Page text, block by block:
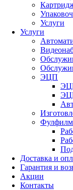
Услуги
Услуги
ЭЦП
Доставка и
Гарантия и
Акции
Контакты